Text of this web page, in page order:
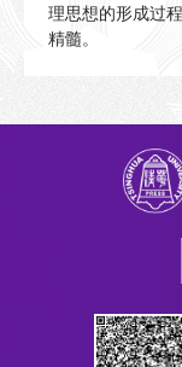
理思想的形成过
精髓。